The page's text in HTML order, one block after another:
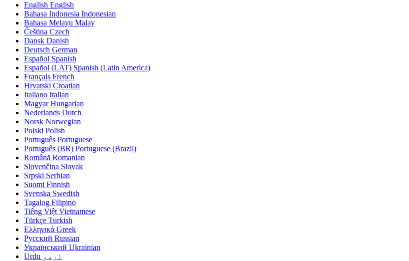
English English
Bahasa Indonesia Indonesian
Bahasa Melayu Malay
Čeština Czech
Dansk Danish
Deutsch German
Español Spanish
Español (LAT) Spanish (Latin America)
Français French
Hrvatski Croatian
Italiano Italian
Magyar Hungarian
Nederlands Dutch
Norsk Norwegian
Polski Polish
Português Portuguese
Português (BR) Portuguese (Brazil)
Română Romanian
Slovenčina Slovak
Srpski Serbian
Suomi Finnish
Svenska Swedish
Tagalog Filipino
Tiếng Việt Vietnamese
Türkçe Turkish
Ελληνικά Greek
Русский Russian
Український Ukrainian
اردو Urdu